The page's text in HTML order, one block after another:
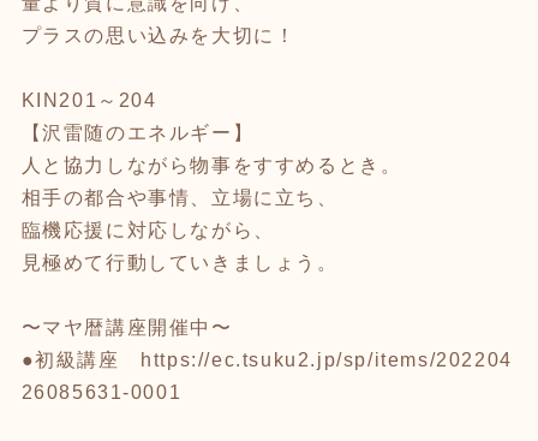
プラスの思い込みを大切に！
KIN201～204
【沢雷随のエネルギー】
人と協力しながら物事をすすめるとき。
相手の都合や事情、立場に立ち、
臨機応援に対応しながら、
見極めて行動していきましょう。
〜マヤ暦講座開催中〜
●初級講座
https://ec.tsuku2.jp/sp/items/202204
26085631-0001